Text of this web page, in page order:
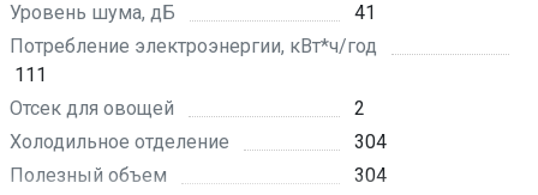
Уровень шума, дБ
41
Потребление электроэнергии, кВт*ч/год
111
Отсек для овощей
2
Холодильное отделение
304
Полезный объем
304